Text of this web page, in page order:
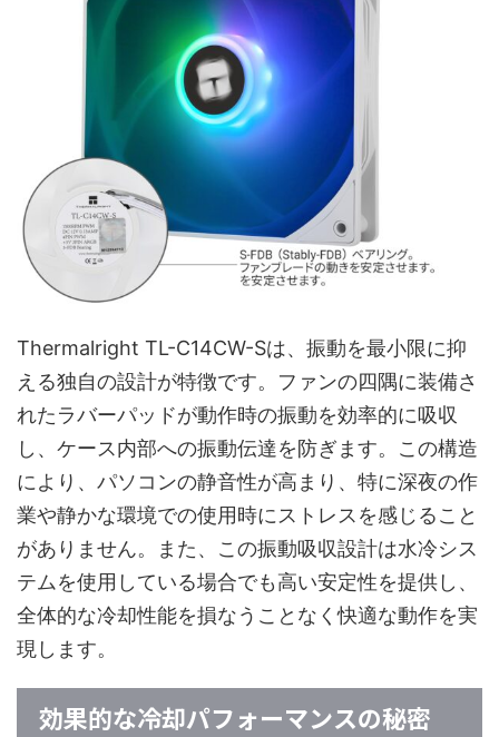
Thermalright TL-C14CW-Sは、振動を最小限に抑
える独自の設計が特徴です。ファンの四隅に装備さ
れたラバーパッドが動作時の振動を効率的に吸収
し、ケース内部への振動伝達を防ぎます。この構造
により、パソコンの静音性が高まり、特に深夜の作
業や静かな環境での使用時にストレスを感じること
がありません。また、この振動吸収設計は水冷シス
テムを使用している場合でも高い安定性を提供し、
全体的な冷却性能を損なうことなく快適な動作を実
現します。
効果的な冷却パフォーマンスの秘密